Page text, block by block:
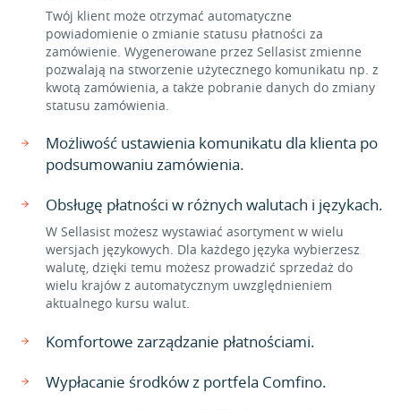
Twój klient może otrzymać automatyczne
powiadomienie o zmianie statusu płatności za
zamówienie. Wygenerowane przez Sellasist zmienne
pozwalają na stworzenie użytecznego komunikatu np. z
kwotą zamówienia, a także pobranie danych do zmiany
statusu zamówienia.
Możliwość ustawienia komunikatu dla klienta po
podsumowaniu zamówienia.
Obsługę płatności w różnych walutach i językach.
W Sellasist możesz wystawiać asortyment w wielu
wersjach językowych. Dla każdego języka wybierzesz
walutę, dzięki temu możesz prowadzić sprzedaż do
wielu krajów z automatycznym uwzględnieniem
aktualnego kursu walut.
Komfortowe zarządzanie płatnościami.
Wypłacanie środków z portfela Comfino.